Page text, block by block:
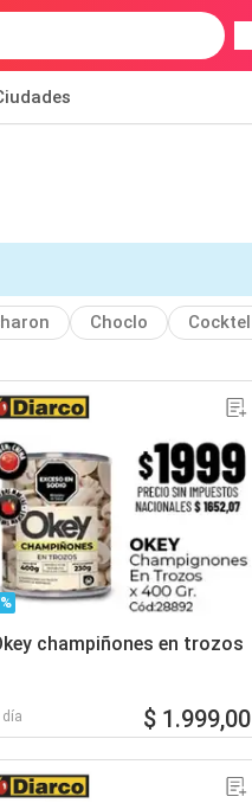
Choclo Cocktel
champiñones en trozos
día $ 1.999,00